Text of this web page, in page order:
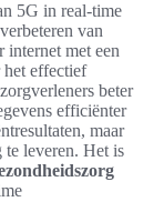
5G in real-time
van
internet met een
effectief
beter
efficiënter
maar
te leveren. Het is